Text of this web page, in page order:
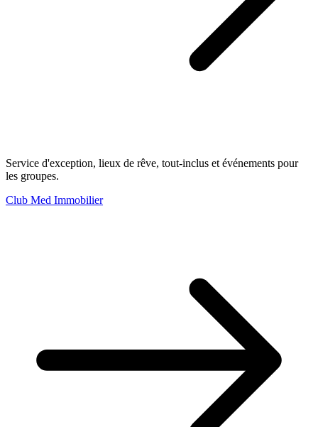
Service d'exception, lieux de rêve, tout-inclus et événements pour
les groupes.
Club Med Immobilier